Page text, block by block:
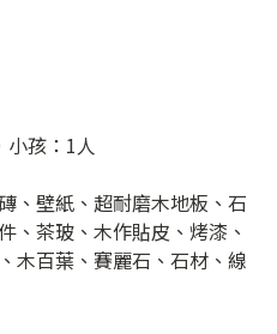
小孩：1人
、壁紙、超耐磨木地板、石
、茶玻、木作貼皮、烤漆、
木百葉、賽麗石、石材、線